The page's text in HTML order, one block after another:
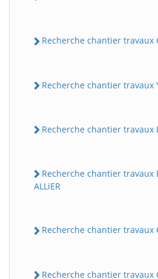
Recherche chantier travaux
Recherche chantier travaux
Recherche chantier travaux
Recherche chantier travaux
ALLiER
Recherche chantier travaux
Recherche chantier travaux